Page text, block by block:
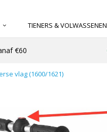
TIENERS & VOLWASSENEN
€60
vlag (1600/1621)